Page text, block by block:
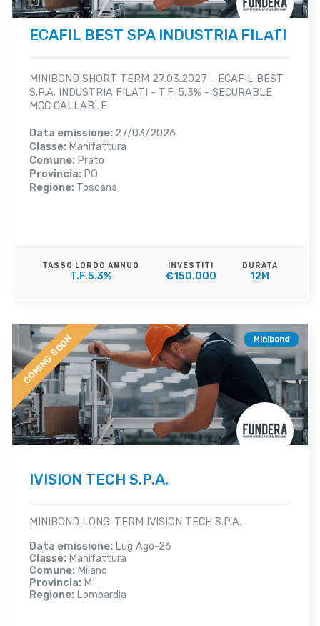
ECAFIL BEST SPA INDUSTRIA FILATI
MINIBOND SHORT TERM 27.03.2027 - ECAFIL BEST
S.P.A. INDUSTRIA FILATI - T.F. 5,3% - SECURABLE
MCC CALLABLE
Data emissione: 27/03/2026
Classe: Manifattura
Comune: Prato
Provincia: PO
Regione: Toscana
TASSO LORDO ANNUO
T.F.5.3%
INVESTITI
€150.000
DURATA
12M
COMING SOON Minibond
IVISION TECH S.P.A.
MINIBOND LONG-TERM IVISION TECH S.P.A.
Data emissione: Lug Ago-26
Classe: Manifattura
Comune: Milano
Provincia: MI
Regione: Lombardia